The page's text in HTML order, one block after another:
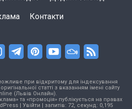
Контакти
при відкритому для індексування
статті з вказанням імені сайту
(Львів Онлайн).
та «промоція» публікується на правах
| Увійти | запитів: 72, секунд: 0,195